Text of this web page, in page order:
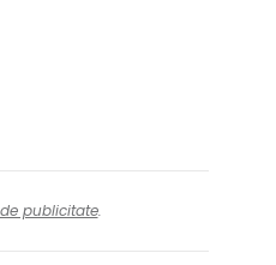
publicitate.